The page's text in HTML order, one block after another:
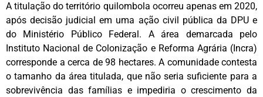
A titulação do território quilombola ocorreu apenas em 2020,
após decisão judicial em uma ação civil pública da DPU e
do Ministério Público Federal. A área demarcada pelo
Instituto Nacional de Colonização e Reforma Agrária (Incra)
corresponde a cerca de 98 hectares. A comunidade contesta
o tamanho da área titulada, que não seria suficiente para a
sobrevivência das famílias e impediria o crescimento da